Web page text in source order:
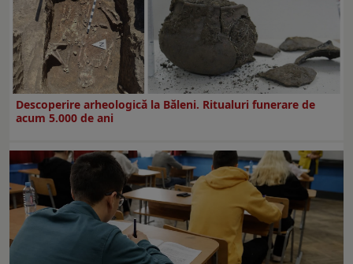
Descoperire arheologică la Băleni. Ritualuri funerare de
acum 5.000 de ani